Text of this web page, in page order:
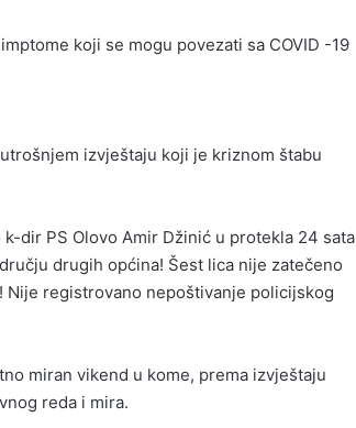
koji se mogu povezati sa COVID -19
izvještaju koji je kriznom štabu
dir PS Olovo Amir Džinić u protekla 24 sata
drugih općina! Šest lica nije zatečeno
Nije registrovano nepoštivanje policijskog
miran vikend u kome, prema izvještaju
reda i mira.